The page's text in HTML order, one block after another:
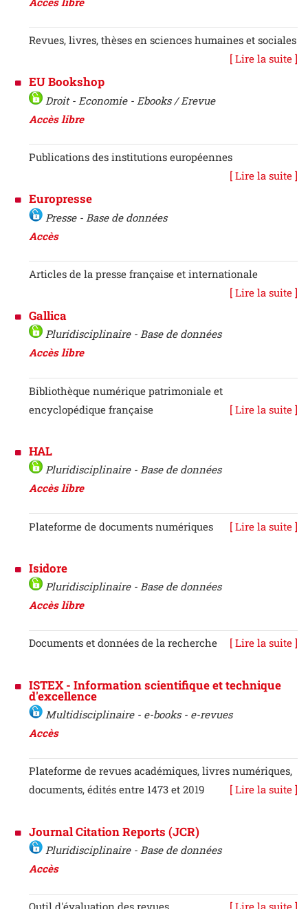
Revues, livres, thèses en sciences humaines et sociales
[ Lire la suite ]
EU Bookshop
Droit - Economie - Ebooks / Erevue
Accès libre
Publications des institutions européennes
[ Lire la suite ]
Europresse
Presse - Base de données
Accès
Articles de la presse française et internationale
[ Lire la suite ]
Gallica
Pluridisciplinaire - Base de données
Accès libre
Bibliothèque numérique patrimoniale et
encyclopédique française
[ Lire la suite ]
HAL
Pluridisciplinaire - Base de données
Accès libre
Plateforme de documents numériques [ Lire la suite ]
Isidore
Pluridisciplinaire - Base de données
Accès libre
Documents et données de la recherche [ Lire la suite ]
ISTEX - Information scientifique et technique
d'excellence
Multidisciplinaire - e-books - e-revues
Accès
Plateforme de revues académiques, livres numériques,
documents, édités entre 1473 et 2019
[ Lire la suite ]
Journal Citation Reports (JCR)
Pluridisciplinaire - Base de données
Accès